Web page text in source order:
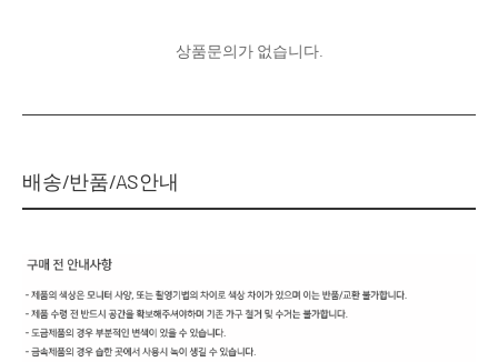
상품문의가 없습니다.
배송/반품/AS안내